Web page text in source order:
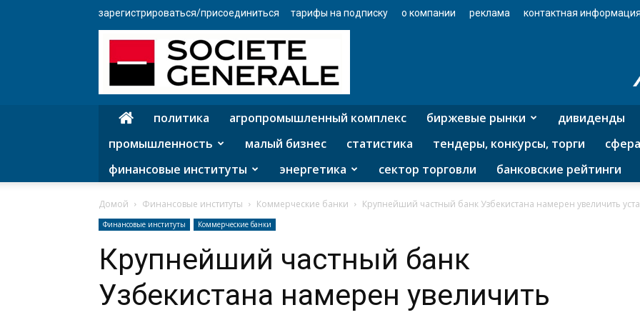
зарегистрироваться/присоединиться тарифы на подписку о компании реклама контактная
политика агропромышленный комплекс биржевые рынки
дивиденды
промышленность
малый бизнес статистика тендеры, конкурсы, торги
финансовые институты
энергетика сектор торговли банковские рейтинги
Домой Финансовые институты Коммерческие банки Крупнейший частный банк Узбекистана намерен увеличить
Финансовые институты Коммерческие банки
Крупнейший частный банк
Узбекистана намерен увеличить